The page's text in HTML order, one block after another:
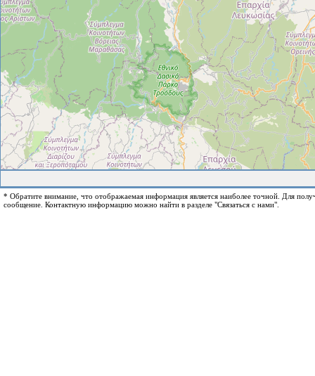
* Обратите внимание, что отображаемая информация является наиболее точной. Для
сообщение. Контактную информацию можно найти в разделе "Связаться с нами".